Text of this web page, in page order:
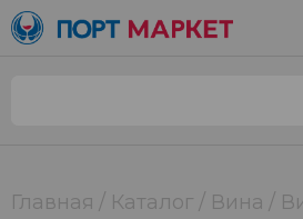
Главная Каталог Вина